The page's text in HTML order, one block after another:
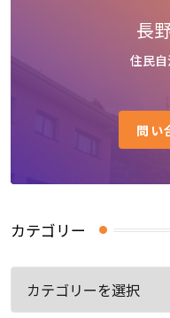
長
住民
問い
カテゴリー